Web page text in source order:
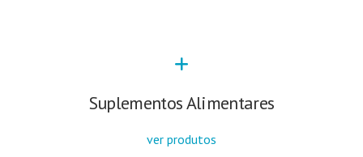
Suplementos Alimentares
ver produtos